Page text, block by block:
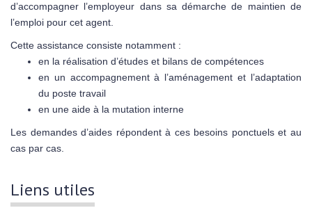
d’accompagner l’employeur dans sa démarche de maintien de
l’emploi pour cet agent.
Cette assistance consiste notamment :
en la réalisation d’études et bilans de compétences
en un accompagnement à l’aménagement et l’adaptation
du poste travail
en une aide à la mutation interne
Les demandes d’aides répondent à ces besoins ponctuels et au
cas par cas.
Liens utiles